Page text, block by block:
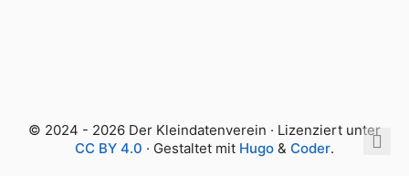
© 2024 - 2026 Der Kleindatenverein · Lizenziert unter
CC BY 4.0 · Gestaltet mit Hugo & Coder.